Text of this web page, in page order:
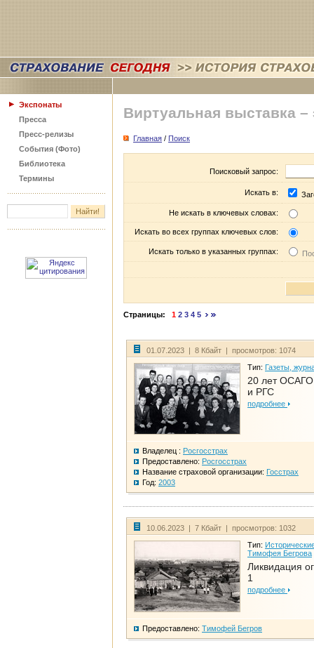
Экспонаты
Пресса
Пресс-релизы
События (Фото)
Библиотека
Термины
Виртуальная выставка –
Главная / Поиск
Поисковый запрос:
Искать в:
Не искать в ключевых словах:
Искать во всех группах ключевых слов:
Искать только в указанных группах:
Страницы: 1 2 3 4 5
01.07.2023 | 8 Кбайт | просмотров: 1074
Тип: Газеты,
20 лет
и РГС
подробнее
Владелец : Росгосстрах
Предоставлено: Росгосстрах
Название страховой организации: Госстрах
Год: 2003
10.06.2023 | 7 Кбайт | просмотров: 1032
Тип:
Тимофея Бегрова
Ликвидация
1
подробнее
Предоставлено: Тимофей Бегров